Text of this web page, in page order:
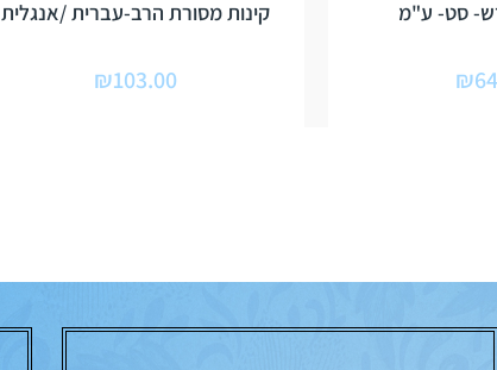
סט- ע"מ
₪
קינות מסורת הרב-עברית /אנגלית
₪103.00